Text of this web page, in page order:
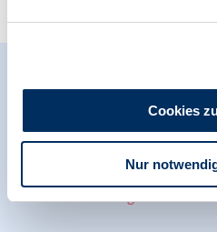
Cookies
Nur
Relevante